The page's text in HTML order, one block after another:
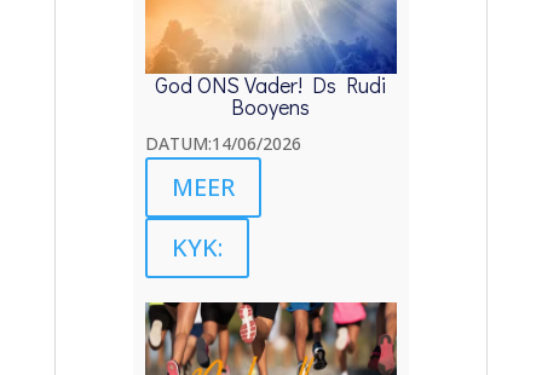
God ONS Vader! Ds Rudi
Booyens
DATUM:14/06/2026
MEER
KYK: